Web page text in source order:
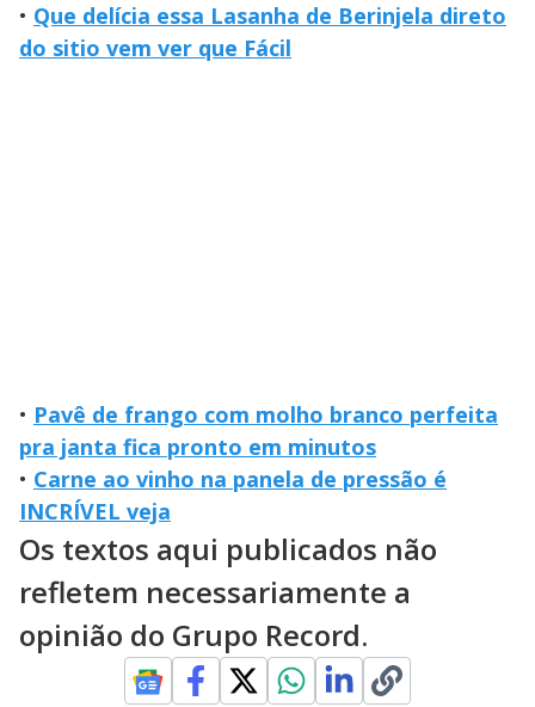
• Que delícia essa Lasanha de Berinjela direto
do sitio vem ver que Fácil
• Pavê de frango com molho branco perfeita
pra janta fica pronto em minutos
• Carne ao vinho na panela de pressão é
INCRÍVEL veja
Os textos aqui publicados não
refletem necessariamente a
opinião do Grupo Record.